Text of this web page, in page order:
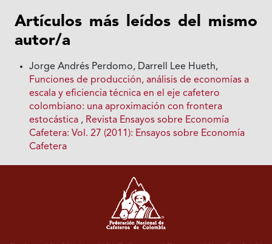
Artículos más leídos del mismo
autor/a
Jorge Andrés Perdomo, Darrell Lee Hueth,
Funciones de producción, análisis de economías a
escala y eficiencia técnica en el eje cafetero
colombiano: una aproximación con frontera
estocástica , Revista Ensayos sobre Economía
Cafetera: Vol. 27 (2011): Ensayos sobre Economía
Cafetera